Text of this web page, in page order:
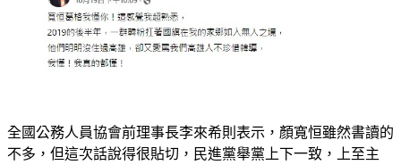
不多，但這次話說得很貼切，民進黨舉黨上下一致，上至主
席，下至側翼組織與網民覺青們，槍口對準在地人士胡亂開